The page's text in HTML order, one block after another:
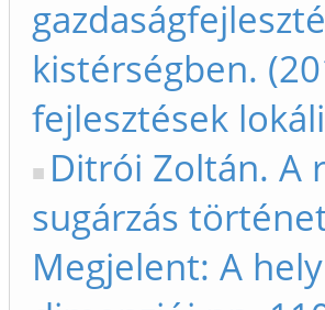
kistérségben.
fejlesztések
Ditrói Zoltán. A
sugárzás
Megjelent: A